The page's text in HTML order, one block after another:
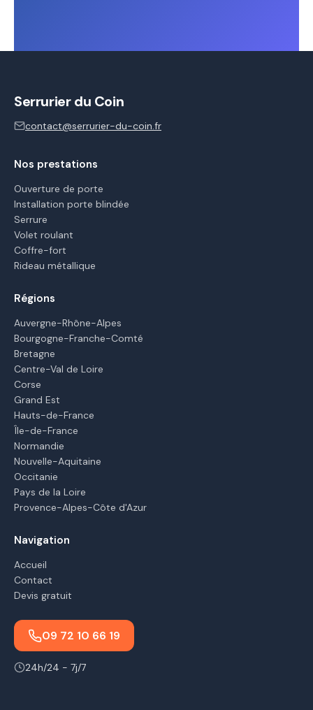
Serrurier du Coin
contact@serrurier-du-coin.fr
Nos prestations
Ouverture de porte
Installation porte blindée
Serrure
Volet roulant
Coffre-fort
Rideau métallique
Régions
Auvergne-Rhône-Alpes
Bourgogne-Franche-Comté
Bretagne
Centre-Val de Loire
Corse
Grand Est
Hauts-de-France
Île-de-France
Normandie
Nouvelle-Aquitaine
Occitanie
Pays de la Loire
Provence-Alpes-Côte d'Azur
Navigation
Accueil
Contact
Devis gratuit
09 72 10 66 19
24h/24 - 7j/7